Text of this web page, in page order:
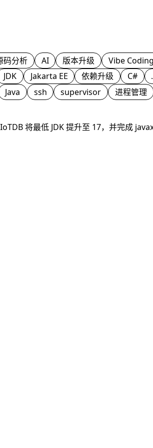
码分析 AI 版本升级 Vibe Coding
JDK Jakarta EE 依赖升级 C#
Java ssh supervisor 进程管理
将最低 JDK 提升至 17，并完成